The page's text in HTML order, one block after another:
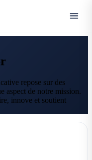
repose sur des
aspect de notre mission.
innove et soutient